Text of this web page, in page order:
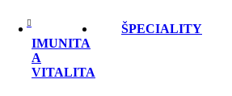
IMUNITA
A
VITALITA
ŠPECIALITY